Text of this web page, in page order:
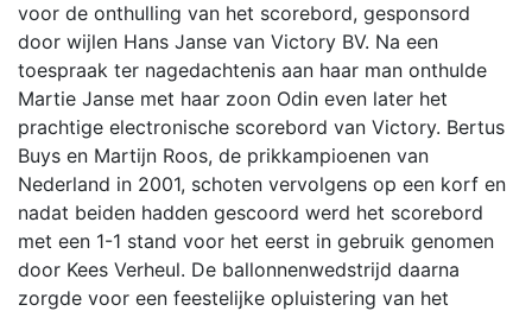
voor de onthulling van het scorebord, gesponsord
door wijlen Hans Janse van Victory BV. Na een
toespraak ter nagedachtenis aan haar man onthulde
Martie Janse met haar zoon Odin even later het
prachtige electronische scorebord van Victory. Bertus
Buys en Martijn Roos, de prikkampioenen van
Nederland in 2001, schoten vervolgens op een korf en
nadat beiden hadden gescoord werd het scorebord
met een 1-1 stand voor het eerst in gebruik genomen
door Kees Verheul. De ballonnenwedstrijd daarna
zorgde voor een feestelijke opluistering van het